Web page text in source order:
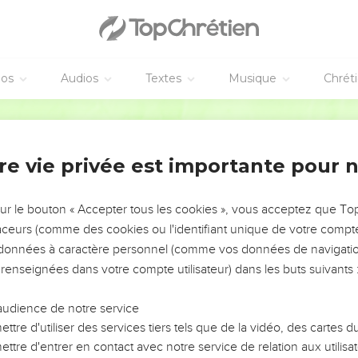
Audios Textes Musique
la garde, emmena tous ces prisonniers au roi de Babylone, à
à Ribla, dans le pays de Hamath. Ainsi, la population de
que Nabuchodonosor emmena en exil : 3 023 Judéens,
la dix-huitième année.
qui donne un total de 4 600 déportés.
gracie Joakin
de la déportation de Yehoyakîn, roi de Juda, le vingt-
Babylone, gracia Yehoyakîn, roi de Juda, l’année de son
prison.
de prisonnier et l’admit à prendre ses repas à sa table
vie privée est importante pour
le bouton « Accepter tous les cookies », vous acceptez que
(comme des cookies ou l'identifiant unique de votre
à caractère personnel (comme vos données de
dans votre compte utilisateur) dans les buts suivants :
de notre service
d'utiliser des services tiers tels que de la vidéo, des cartes
d'entrer en contact avec notre service de relation aux